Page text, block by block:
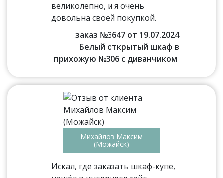
великолепно, и я очень
довольна своей покупкой.
заказ №3647 от 19.07.2024
Белый открытый шкаф в
прихожую №306 с диванчиком
Михайлов Максим
(Можайск)
Искал, где заказать шкаф-купе,